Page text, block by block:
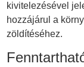
kivitelezésével
hozzájárul a
zöldítéséhez.